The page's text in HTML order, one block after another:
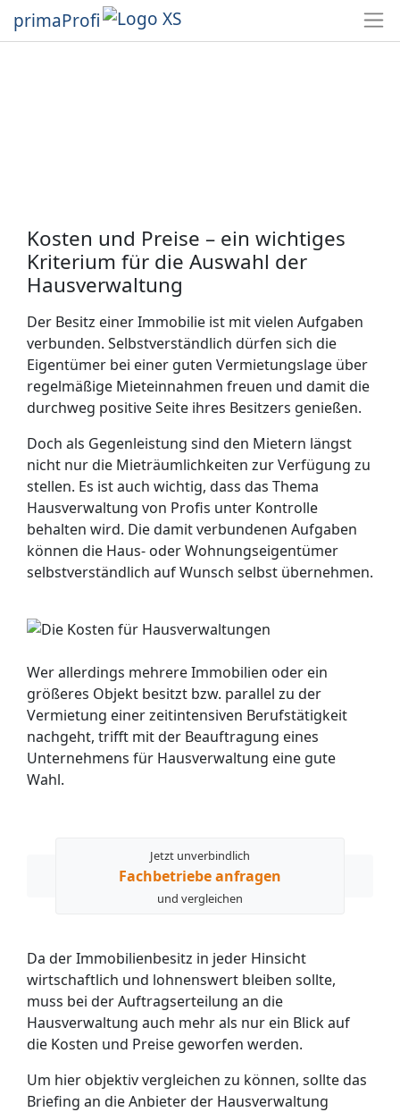
primaProfi
Kosten und Preise – ein wichtiges
Kriterium für die Auswahl der
Hausverwaltung
Der Besitz einer Immobilie ist mit vielen Aufgaben
verbunden. Selbstverständlich dürfen sich die
Eigentümer bei einer guten Vermietungslage über
regelmäßige Mieteinnahmen freuen und damit die
durchweg positive Seite ihres Besitzers genießen.
Doch als Gegenleistung sind den Mietern längst
nicht nur die Mieträumlichkeiten zur Verfügung zu
stellen. Es ist auch wichtig, dass das Thema
Hausverwaltung von Profis unter Kontrolle
behalten wird. Die damit verbundenen Aufgaben
können die Haus- oder Wohnungseigentümer
selbstverständlich auf Wunsch selbst übernehmen.
Wer allerdings mehrere Immobilien oder ein
größeres Objekt besitzt bzw. parallel zu der
Vermietung einer zeitintensiven Berufstätigkeit
nachgeht, trifft mit der Beauftragung eines
Unternehmens für Hausverwaltung eine gute
Wahl.
Jetzt unverbindlich
Fachbetriebe anfragen
und vergleichen
Da der Immobilienbesitz in jeder Hinsicht
wirtschaftlich und lohnenswert bleiben sollte,
muss bei der Auftragserteilung an die
Hausverwaltung auch mehr als nur ein Blick auf
die Kosten und Preise geworfen werden.
Um hier objektiv vergleichen zu können, sollte das
Briefing an die Anbieter der Hausverwaltung